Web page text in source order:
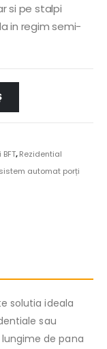
si pe stalpi
in regim semi-
,Rezidential
sistem automat porți
solutia ideala
sau
de pana